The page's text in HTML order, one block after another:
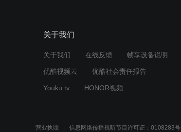
关于我们
关于我们 在线反馈 帧享设备说明
优酷视频云 优酷社会责任报告
Youku.tv HONOR视频
营业执照 信息网络传播视听节目许可证：0108283号